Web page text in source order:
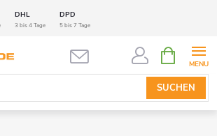
DHL DPD
3 bis 4 Tage 5 bis 7 Tage
SUCHEN